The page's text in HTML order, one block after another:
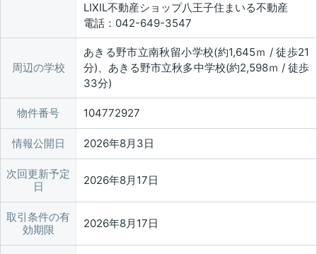
LIXIL不動産ショップ八王子住まいる不動産
電話：042-649-3547
周辺の学校
あきる野市立南秋留小学校(約1,645ｍ / 徒歩21
分)、あきる野市立秋多中学校(約2,598ｍ / 徒歩
33分)
物件番号 104772927
情報公開日 2026年8月3日
次回更新予定
日
2026年8月17日
取引条件の有
効期限
2026年8月17日